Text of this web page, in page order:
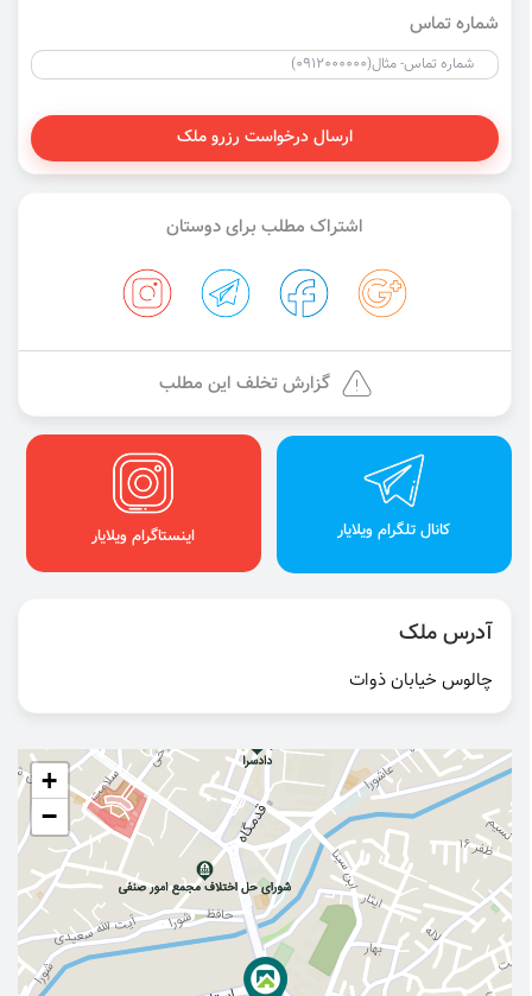
شماره تماس
ارسال درخواست رزرو ملک
اشتراک مطلب برای دوستان
گزارش تخلف این مطلب
کانال تلگرام ویلایار اینستاگرام ویلایار
آدرس ملک
چالوس خیابان ذوات
+
−